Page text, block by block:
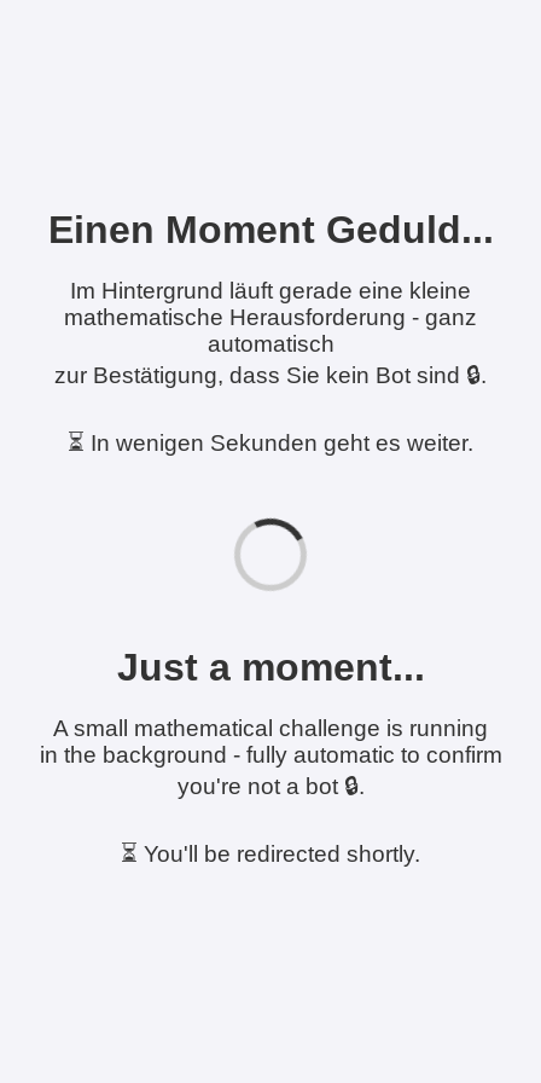
Einen Moment Geduld...
Im Hintergrund läuft gerade eine kleine
mathematische Herausforderung - ganz
automatisch
zur Bestätigung, dass Sie kein Bot sind 🔒.
⏳ In wenigen Sekunden geht es weiter.
Just a moment...
A small mathematical challenge is running
in the background - fully automatic to confirm
you're not a bot 🔒.
⏳ You'll be redirected shortly.